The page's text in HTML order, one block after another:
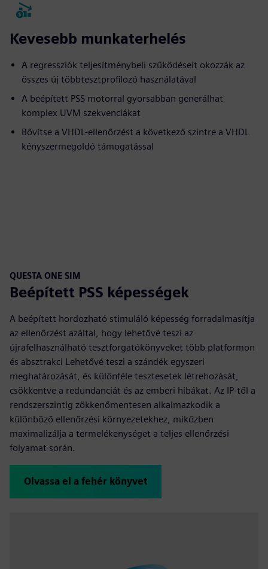
Kevesebb munkaterhelés
A regressziók teljesítménybeli szűködéseit okozzák az
összes új többtesztprofilozó használatával
A beépített PSS motorral gyorsabban generálhat
komplex UVM szekvenciákat
Bővítse a VHDL-ellenőrzést a következő szintre a VHDL
kényszermegoldó támogatással
QUESTA ONE SIM
Beépített PSS képességek
A beépített hordozható stimuláló képesség forradalmasítja
az ellenőrzést azáltal, hogy lehetővé teszi az
újrafelhasználható tesztforgatókönyveket több platformon
és absztrakci Lehetővé teszi a szándék egyszeri
meghatározását, és különféle tesztesetek létrehozását,
csökkentve a redundanciát és az emberi hibákat. Az IP-től a
rendszerszintig zökkenőmentesen alkalmazkodik a
különböző ellenőrzési környezetekhez, miközben
maximalizálja a termelékenységet a teljes ellenőrzési
folyamat során.
Olvassa el a fehér könyvet